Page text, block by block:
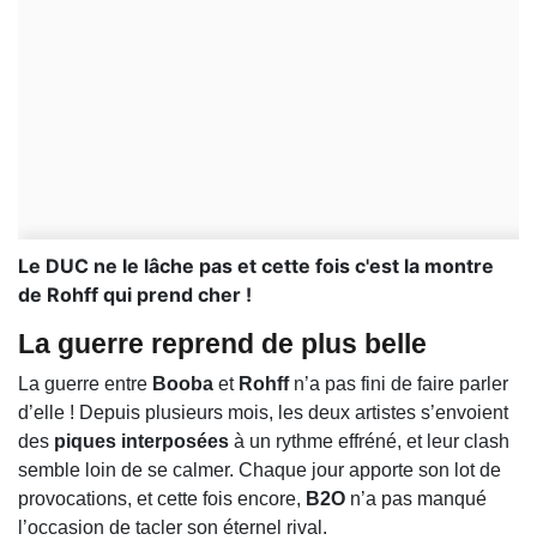
Le DUC ne le lâche pas et cette fois c'est la montre
de Rohff qui prend cher !
La guerre reprend de plus belle
La guerre entre Booba et Rohffn’a pas fini de faire parler
d’elle ! Depuis plusieurs mois, les deux artistes s’envoient
des piques interposées à un rythme effréné, et leur clash
semble loin de se calmer. Chaque jour apporte son lot de
provocations, et cette fois encore, B2O n’a pas manqué
l’occasion de tacler son éternel rival.